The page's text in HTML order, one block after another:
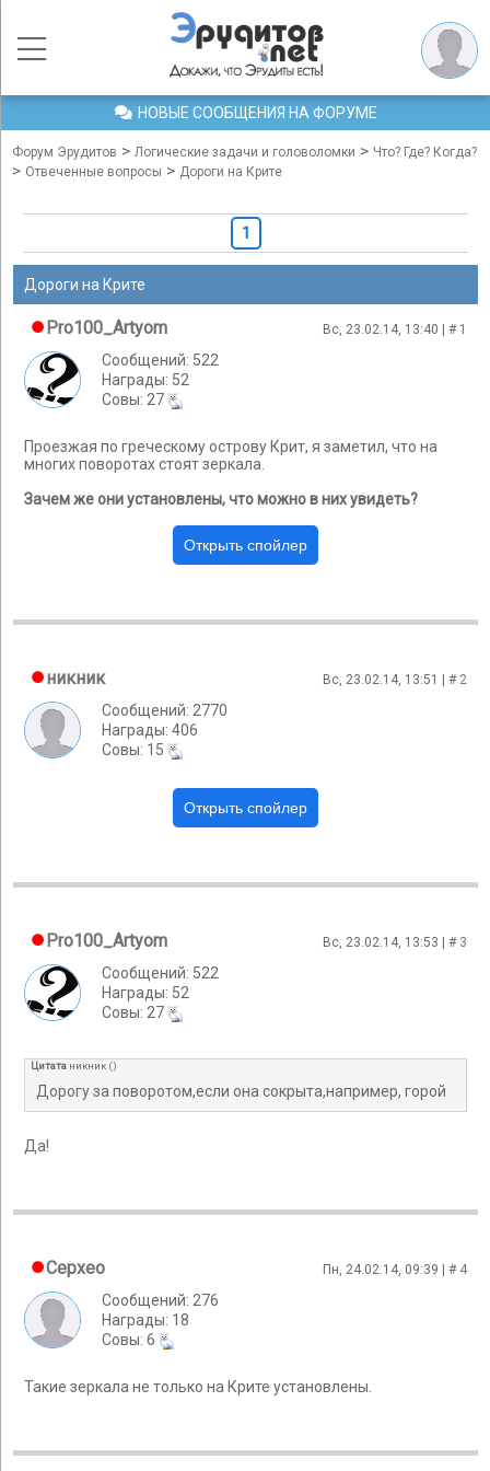
НОВЫЕ СООБЩЕНИЯ НА ФОРУМЕ
Форум Эрудитов > Логические задачи и головоломки > Что? Где? Когда?
> Отвеченные вопросы > Дороги на Крите
1
Дороги на Крите
Pro100_Artyom Вс, 23.02.14, 13:40 | # 1
Сообщений: 522
Награды: 52
Cовы: 27
Проезжая по греческому острову Крит, я заметил, что на
многих поворотах стоят зеркала.
Зачем же они установлены, что можно в них увидеть?
никник Вс, 23.02.14, 13:51 | # 2
Сообщений: 2770
Награды: 406
Cовы: 15
Pro100_Artyom Вс, 23.02.14, 13:53 | # 3
Сообщений: 522
Награды: 52
Cовы: 27
Цитата никник ()
Дорогу за поворотом,если она сокрыта,например, горой
Да!
Cepxeo Пн, 24.02.14, 09:39 | # 4
Сообщений: 276
Награды: 18
Cовы: 6
Такие зеркала не только на Крите установлены.